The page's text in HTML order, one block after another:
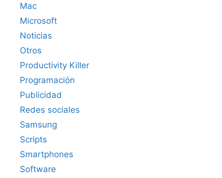
Mac
Microsoft
Noticias
Otros
Productivity Killer
Programación
Publicidad
Redes sociales
Samsung
Scripts
Smartphones
Software